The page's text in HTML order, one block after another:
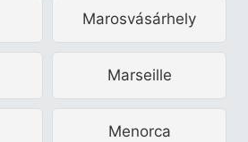
Marosvásárhely
Marseille
Menorca